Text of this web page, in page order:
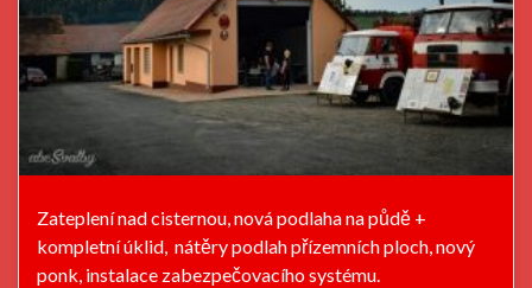
Zateplení nad cisternou, nová podlaha na půdě +
kompletní úklid, nátěry podlah přízemních ploch, nový
ponk, instalace zabezpečovacího systému.